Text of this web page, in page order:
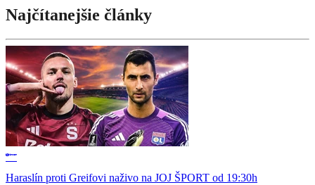
Najčítanejšie články
Haraslín proti Greifovi naživo na JOJ ŠPORT od 19:30h